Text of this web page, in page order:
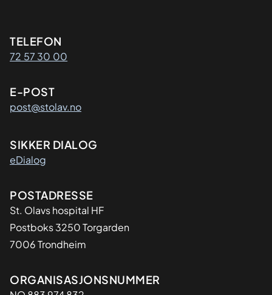
Kontaktinformasjon
TELEFON
72 57 30 00
E-POST
post@stolav.no
SIKKER DIALOG
eDialog
Adresse
POSTADRESSE
St. Olavs hospital HF
Postboks 3250 Torgarden
7006 Trondheim
Organisasjon
ORGANISASJONSNUMMER